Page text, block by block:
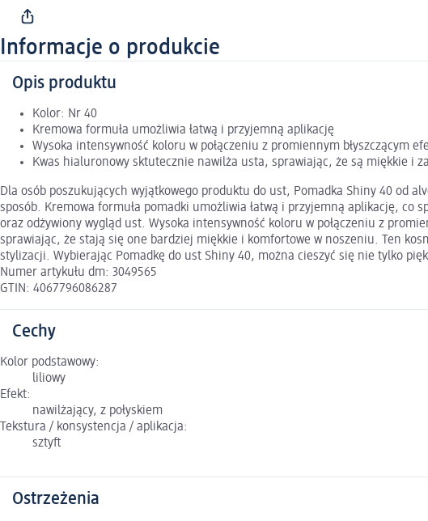
Informacje o produkcie
Opis produktu
Kolor: Nr 40
Kremowa formuła umożliwia łatwą i przyjemną aplikację
Wysoka intensywność koloru w połączeniu z promiennym błyszczącym
Kwas hialuronowy sktutecznie nawilża usta, sprawiając, że są miękkie i
Dla osób poszukujących wyjątkowego produktu do ust, Pomadka Shiny 40 od
sposób. Kremowa formuła pomadki umożliwia łatwą i przyjemną aplikację, co
oraz odżywiony wygląd ust. Wysoka intensywność koloru w połączeniu z
sprawiając, że stają się one bardziej miękkie i komfortowe w noszeniu. Ten
stylizacji. Wybierając Pomadkę do ust Shiny 40, można cieszyć się nie tylko
Numer artykułu dm: 3049565
GTIN: 4067796086287
Cechy
Kolor podstawowy:
liliowy
Efekt:
nawilżający, z połyskiem
Tekstura / konsystencja / aplikacja:
sztyft
Ostrzeżenia